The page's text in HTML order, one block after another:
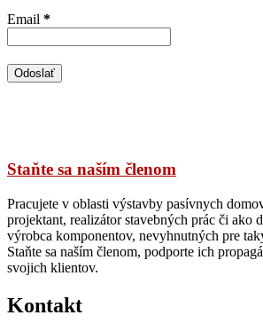
Email *
Staňte sa naším členom
Pracujete v oblasti výstavby pasívnych
projektant, realizátor stavebných prác či ako
výrobca komponentov, nevyhnutných pre
Staňte sa naším členom, podporte ich
svojich klientov.
Kontakt